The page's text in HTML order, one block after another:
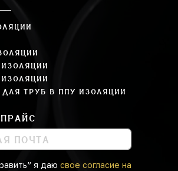
ТРУБ В ППУ ИЗОЛЯЦИИ
я даю свое согласие на